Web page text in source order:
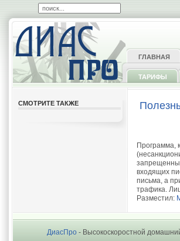
ГЛАВНАЯ
ТАРИФЫ
СМОТРИТЕ ТАКЖЕ
Программа,
входящих
письма, а
трафика.
Разместил:
ДиасПро - Высокоскоростной